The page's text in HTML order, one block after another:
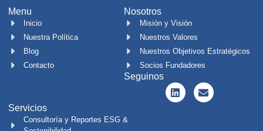
Menu
Inicio
Nuestra Política
Blog
Contacto
Nosotros
Misión y Visión
Nuestros Valores
Nuestros Objetivos Estratégicos
Socios Fundadores
Seguinos
Servicios
Consultoría y Reportes ESG &